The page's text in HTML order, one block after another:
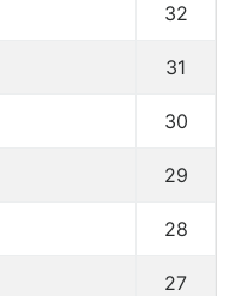
32
31
30
29
28
27